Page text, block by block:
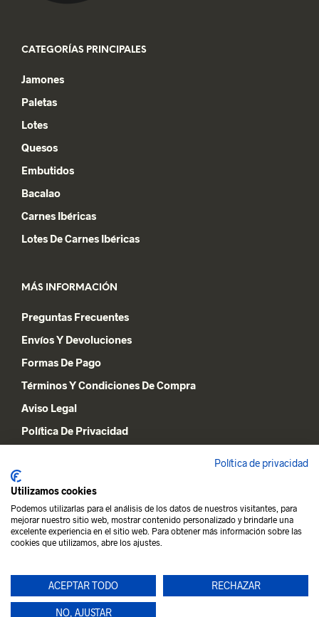
CATEGORÍAS PRINCIPALES
Jamones
Paletas
Lotes
Quesos
Embutidos
Bacalao
Carnes Ibéricas
Lotes De Carnes Ibéricas
MÁS INFORMACIÓN
Preguntas Frecuentes
Envíos Y Devoluciones
Formas De Pago
Términos Y Condiciones De Compra
Aviso Legal
Política De Privacidad
Lista De Deseos
Mi Cuenta
Política de privacidad
Utilizamos cookies
Podemos utilizarlas para el análisis de los datos de nuestros visitantes, para
mejorar nuestro sitio web, mostrar contenido personalizado y brindarle una
excelente experiencia en el sitio web. Para obtener más información sobre las
cookies que utilizamos, abre los ajustes.
ACEPTAR TODO RECHAZAR
NO, AJUSTAR